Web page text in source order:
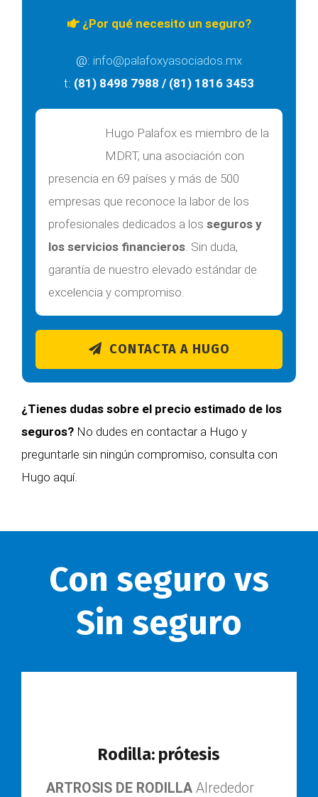
¿Por qué necesito un seguro?
@: info@palafoxyasociados.mx
t: (81) 8498 7988 / (81) 1816 3453
Hugo Palafox es miembro de la
MDRT, una asociación con
presencia en 69 países y más de 500
empresas que reconoce la labor de los
profesionales dedicados a los seguros y
los servicios financieros. Sin duda,
garantía de nuestro elevado estándar de
excelencia y compromiso.
CONTACTA A HUGO
¿Tienes dudas sobre el precio estimado de los
seguros? No dudes en contactar a Hugo y
preguntarle sin ningún compromiso, consulta con
Hugo aquí.
Con seguro vs
Sin seguro
Rodilla: prótesis
ARTROSIS DE RODILLA Alrededor